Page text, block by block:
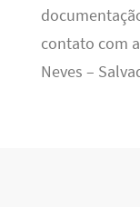
contato com
Neves –